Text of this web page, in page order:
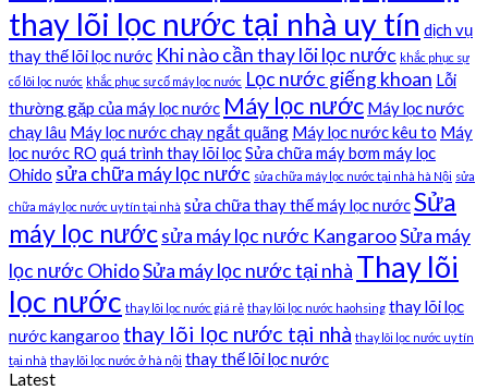
thay lõi lọc nước tại nhà uy tín dịch vụ
thay thế lõi lọc nước Khi nào cần thay lõi lọc nước khắc phục sự
cố lõi lọc nước khắc phục sự cố máy lọc nước Lọc nước giếng khoan Lỗi
thường gặp của máy lọc nước Máy lọc nước Máy lọc nước
chạy lâu Máy lọc nước chạy ngắt quãng Máy lọc nước kêu to Máy
lọc nước RO quá trình thay lõi lọcSửa chữa máy bơm máy lọc
Ohido sửa chữa máy lọc nước sửa chữa máy lọc nước tại nhà hà Nội sửa
chữa máy lọc nước uy tín tại nhà sửa chữa thay thế máy lọc nướcSửa
máy lọc nướcsửa máy lọc nước KangarooSửa máy
lọc nước OhidoSửa máy lọc nước tại nhà Thay lõi
lọc nước thay lõi lọc nước giá rẻ thay lõi lọc nước haohsing thay lõi lọc
nước kangaroo thay lõi lọc nước tại nhà thay lõi lọc nước uy tín
tại nhà thay lõi lọc nước ở hà nội thay thế lõi lọc nước
Latest